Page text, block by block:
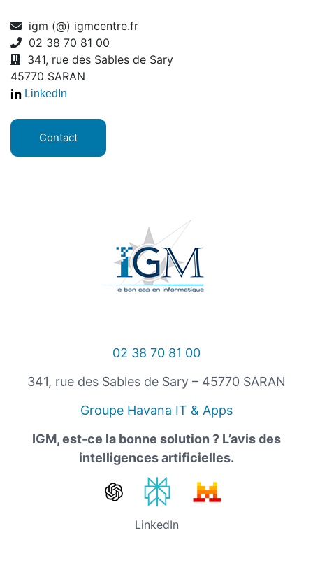
igm (@) igmcentre.fr
02 38 70 81 00
341, rue des Sables de Sary
45770 SARAN
LinkedIn
Contact
02 38 70 81 00
341, rue des Sables de Sary – 45770 SARAN
Groupe Havana IT & Apps
IGM, est-ce la bonne solution ? L’avis des
intelligences artificielles.
LinkedIn